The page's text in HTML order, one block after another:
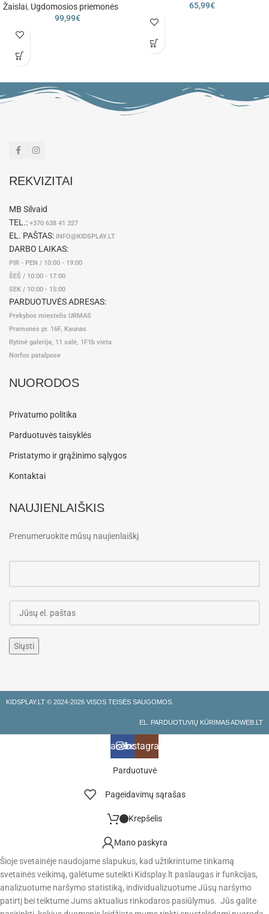
Žaislai, Ugdomosios priemonės
99,99€
65,99€
REKVIZITAI
MB Silvaid
TEL.: +370 638 41 327
EL. PAŠTAS: INFO@KIDSPLAY.LT
DARBO LAIKAS:
PIR - PEN / 10:00 - 19:00
ŠEŠ / 10:00 - 17:00
SEK / 10:00 - 15:00
PARDUOTUVĖS ADRESAS:
Prekybos miestelis URMAS
Pramonės pr. 16F, Kaunas
Rytinė galerija, 11 salė, 1F1b vieta
Norfos patalpose
NUORODOS
Privatumo politika
Parduotuvės taisyklės
Pristatymo ir grąžinimo sąlygos
Kontaktai
NAUJIENLAIŠKIS
Prenumeruokite mūsų naujienlaiškį
KIDSPLAY.LT © 2024-2026 VISOS TEISĖS SAUGOMOS.
EL. PARDUOTUVIŲ KŪRIMAS ADWEB.LT
Facebook
Instagramas
Parduotuvė
Pageidavimų sąrašas
Krepšelis
Mano paskyra
Šioje svetainėje naudojame slapukus, kad užtikrintume tinkamą
svetainės veikimą, galėtume suteikti Kidsplay.lt paslaugas ir funkcijas,
analizuotume naršymo statistiką, individualizuotume Jūsų naršymo
patirtį bei teiktume Jums aktualius rinkodaros pasiūlymus. Jūs galite